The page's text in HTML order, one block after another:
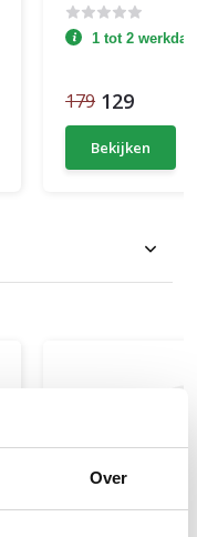
Over
1 tot 2
179 129
Bekijken